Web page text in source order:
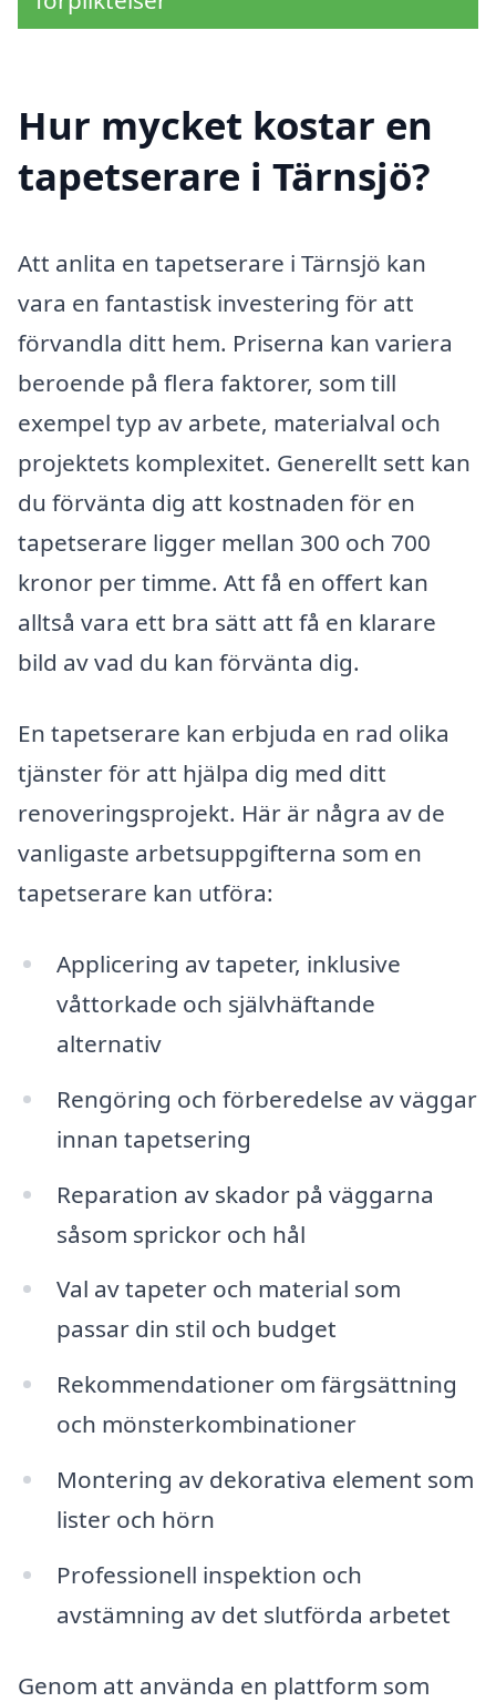
Hur mycket kostar en
tapetserare i Tärnsjö?
Att anlita en tapetserare i Tärnsjö kan
vara en fantastisk investering för att
förvandla ditt hem. Priserna kan variera
beroende på flera faktorer, som till
exempel typ av arbete, materialval och
projektets komplexitet. Generellt sett kan
du förvänta dig att kostnaden för en
tapetserare ligger mellan 300 och 700
kronor per timme. Att få en offert kan
alltså vara ett bra sätt att få en klarare
bild av vad du kan förvänta dig.
En tapetserare kan erbjuda en rad olika
tjänster för att hjälpa dig med ditt
renoveringsprojekt. Här är några av de
vanligaste arbetsuppgifterna som en
tapetserare kan utföra:
Applicering av tapeter, inklusive
våttorkade och självhäftande
alternativ
Rengöring och förberedelse av väggar
innan tapetsering
Reparation av skador på väggarna
såsom sprickor och hål
Val av tapeter och material som
passar din stil och budget
Rekommendationer om färgsättning
och mönsterkombinationer
Montering av dekorativa element som
lister och hörn
Professionell inspektion och
avstämning av det slutförda arbetet
Genom att använda en plattform som